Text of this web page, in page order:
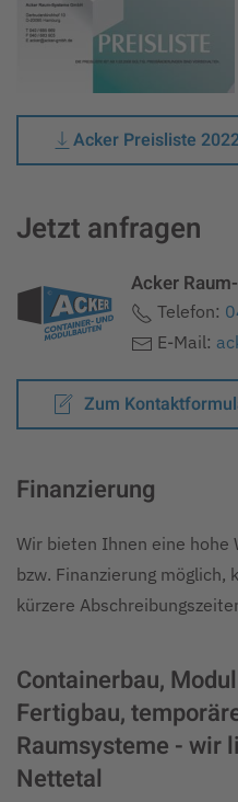
Acker Preisliste
Jetzt anfragen
Acker
Telefon:
E-Mail:
Zum
Finanzierung
Wir bieten Ihnen eine
bzw. Finanzierung möglich,
kürzere
Containerbau,
Fertigbau,
Raumsysteme - wir
Nettetal